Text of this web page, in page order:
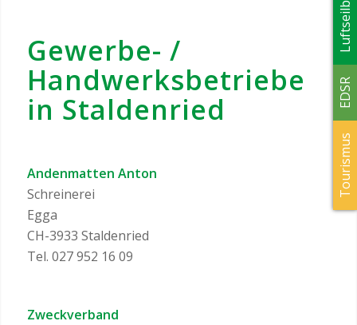
Gewerbe- /
Handwerksbetriebe
in Staldenried
Andenmatten Anton
Schreinerei
Egga
CH-3933 Staldenried
Tel. 027 952 16 09
Zweckverband
Tourismus
EDSR